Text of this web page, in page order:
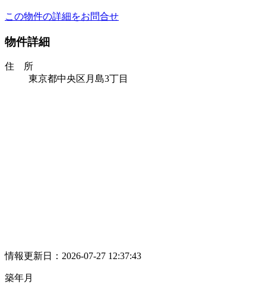
この物件の詳細をお問合せ
物件詳細
住 所
東京都中央区月島3丁目
情報更新日：2026-07-27 12:37:43
築年月